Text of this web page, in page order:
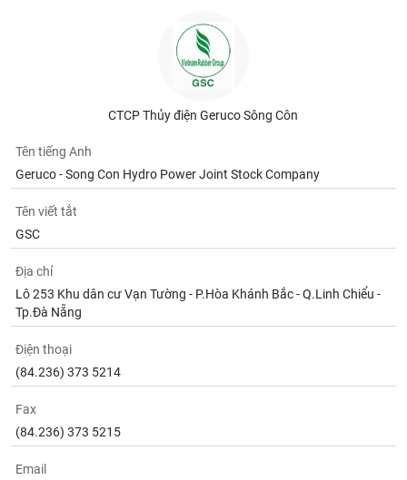
CTCP Thủy điện Geruco Sông Côn
Tên tiếng Anh
Geruco - Song Con Hydro Power Joint Stock Company
Tên viết tắt
GSC
Địa chỉ
Lô 253 Khu dân cư Vạn Tường - P.Hòa Khánh Bắc - Q.Linh Chiểu -
Tp.Đà Nẵng
Điện thoại
(84.236) 373 5214
Fax
(84.236) 373 5215
Email